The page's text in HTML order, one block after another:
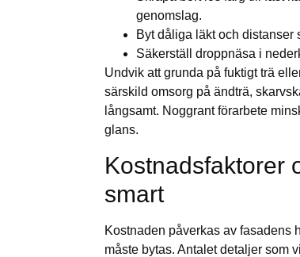
genomslag.
Byt dåliga läkt och distanser
Säkerställ droppnäsa i
Undvik att grunda på fuktigt trä
särskild omsorg på ändträ,
långsamt. Noggrant förarbete
glans.
Kostnadsfaktorer
smart
Kostnaden påverkas av fasadens
måste bytas. Antalet detaljer som